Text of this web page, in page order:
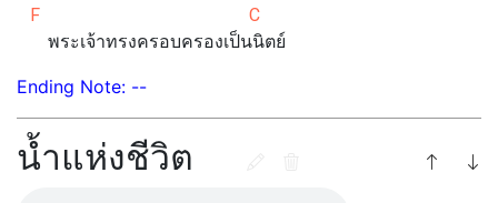
F C
พระเจ้าทรงครอบครองเป็นนิตย์
Ending Note: --
น้ำแห่งชีวิต